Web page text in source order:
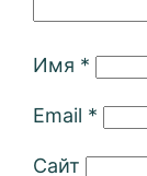
Имя *
Email *
Сайт